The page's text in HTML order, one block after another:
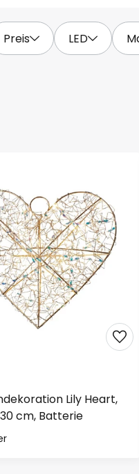
Preis LED
Lily Heart,
cm, Batterie